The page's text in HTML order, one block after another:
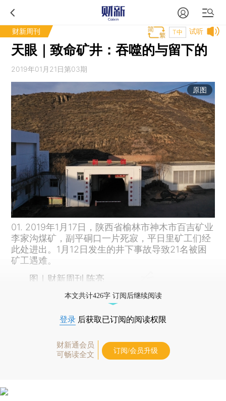
财新周刊 试听
T中
天眼｜致命矿井：吞噬的与留下的
2019年01月21日第03期
原图
01. 2019年1月17日，陕西省榆林市神木市百吉矿业
李家沟煤矿，副平硐口一片死寂，平日里矿工们经
此处进出。1月12日发生的井下事故导致21名被困
矿工遇难。
图｜财新周刊 陈亮
本文共计426字 订阅后继续阅读
登录 后获取已订阅的阅读权限
财新通会员
可畅读全文
订阅/会员升级